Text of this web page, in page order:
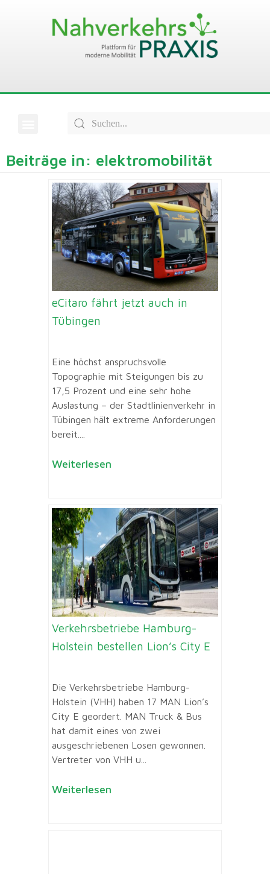
Beiträge in: elektromobilität
eCitaro fährt jetzt auch in
Tübingen
Eine höchst anspruchsvolle
Topographie mit Steigungen bis zu
17,5 Prozent und eine sehr hohe
Auslastung – der Stadtlinienverkehr in
Tübingen hält extreme Anforderungen
bereit....
Weiterlesen
Verkehrsbetriebe Hamburg-
Holstein bestellen Lion’s City E
Die Verkehrsbetriebe Hamburg-
Holstein (VHH) haben 17 MAN Lion’s
City E geordert. MAN Truck & Bus
hat damit eines von zwei
ausgeschriebenen Losen gewonnen.
Vertreter von VHH u...
Weiterlesen